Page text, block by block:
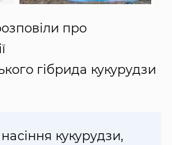
про
гібрида кукурудзи
кукурудзи,